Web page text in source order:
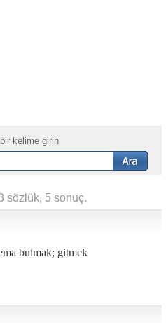
kelime girin
sözlük, 5 sonuç.
bulmak; gitmek